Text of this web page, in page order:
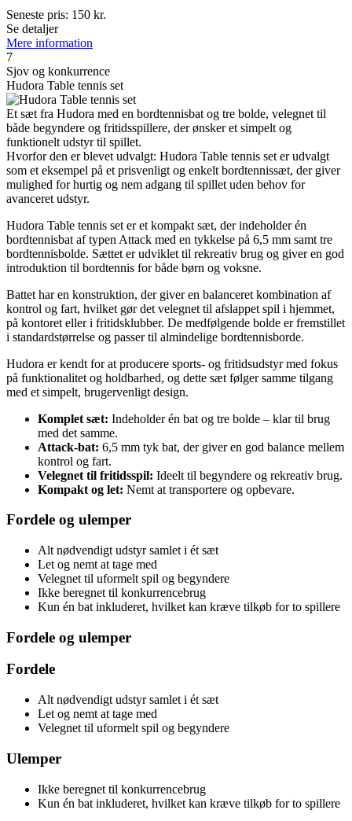
Seneste pris: 150 kr.
Se detaljer
Mere information
7
Sjov og konkurrence
Hudora Table tennis set
Et sæt fra Hudora med en bordtennisbat og tre bolde, velegnet til
både begyndere og fritidsspillere, der ønsker et simpelt og
funktionelt udstyr til spillet.
Hvorfor den er blevet udvalgt: Hudora Table tennis set er udvalgt
som et eksempel på et prisvenligt og enkelt bordtennissæt, der giver
mulighed for hurtig og nem adgang til spillet uden behov for
avanceret udstyr.
Hudora Table tennis set er et kompakt sæt, der indeholder én
bordtennisbat af typen Attack med en tykkelse på 6,5 mm samt tre
bordtennisbolde. Sættet er udviklet til rekreativ brug og giver en god
introduktion til bordtennis for både børn og voksne.
Battet har en konstruktion, der giver en balanceret kombination af
kontrol og fart, hvilket gør det velegnet til afslappet spil i hjemmet,
på kontoret eller i fritidsklubber. De medfølgende bolde er fremstillet
i standardstørrelse og passer til almindelige bordtennisborde.
Hudora er kendt for at producere sports- og fritidsudstyr med fokus
på funktionalitet og holdbarhed, og dette sæt følger samme tilgang
med et simpelt, brugervenligt design.
Komplet sæt: Indeholder én bat og tre bolde – klar til brug
med det samme.
Attack-bat: 6,5 mm tyk bat, der giver en god balance mellem
kontrol og fart.
Velegnet til fritidsspil: Ideelt til begyndere og rekreativ brug.
Kompakt og let: Nemt at transportere og opbevare.
Fordele og ulemper
Alt nødvendigt udstyr samlet i ét sæt
Let og nemt at tage med
Velegnet til uformelt spil og begyndere
Ikke beregnet til konkurrencebrug
Kun én bat inkluderet, hvilket kan kræve tilkøb for to spillere
Fordele og ulemper
Fordele
Alt nødvendigt udstyr samlet i ét sæt
Let og nemt at tage med
Velegnet til uformelt spil og begyndere
Ulemper
Ikke beregnet til konkurrencebrug
Kun én bat inkluderet, hvilket kan kræve tilkøb for to spillere